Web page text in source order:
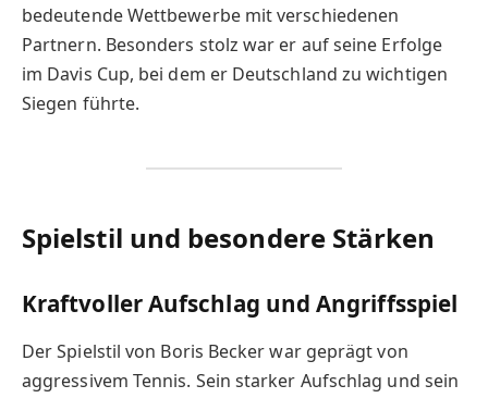
bedeutende Wettbewerbe mit verschiedenen
Partnern. Besonders stolz war er auf seine Erfolge
im Davis Cup, bei dem er Deutschland zu wichtigen
Siegen führte.
Spielstil und besondere Stärken
Kraftvoller Aufschlag und Angriffsspiel
Der Spielstil von Boris Becker war geprägt von
aggressivem Tennis. Sein starker Aufschlag und sein